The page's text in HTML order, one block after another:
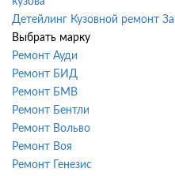
Детейлинг Кузовной ремонт
Выбрать марку
Ремонт Ауди
Ремонт БИД
Ремонт БМВ
Ремонт Бентли
Ремонт Вольво
Ремонт Воя
Ремонт Генезис